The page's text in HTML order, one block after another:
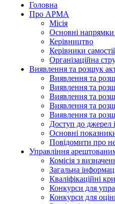
Головна
Про АРМА
Місія
Основні напрямки
Керівництво
Керівники
Організаційна
Виявлення та розшук
Виявлення та
Виявлення та
Виявлення та
Виявлення та
Виявлення та
Доступ до джерел
Основні
Повідомити про
Управління
Комісія з
Загальна
Кваліфікаційні
Конкурси для
Конкурси для